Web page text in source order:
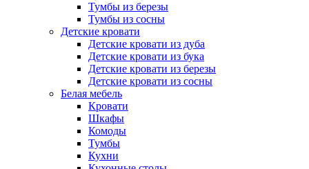
Тумбы из березы
Тумбы из сосны
Детские кровати
Детские кровати из дуба
Детские кровати из бука
Детские кровати из березы
Детские кровати из сосны
Белая мебель
Кровати
Шкафы
Комоды
Тумбы
Кухни